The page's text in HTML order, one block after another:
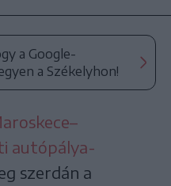
a Google-
a Székelyhon!
autópálya-
szerdán a